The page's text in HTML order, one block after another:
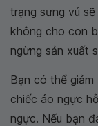
trạng sưng vú
không cho con
ngừng sản xuất
Bạn có thể
chiếc áo ngực
ngực. Nếu bạn